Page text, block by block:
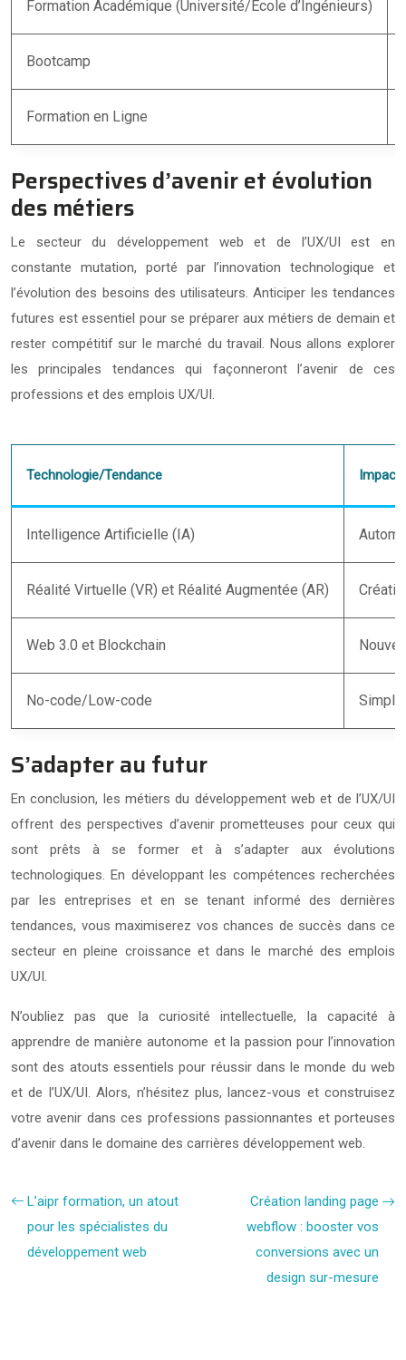
Formation Académique (Université/École d’Ingénieurs)
Bootcamp
Formation en Ligne
Perspectives d’avenir et évolution
des métiers
Le secteur du développement web et de l’UX/UI est en
constante mutation, porté par l’innovation technologique et
l’évolution des besoins des utilisateurs. Anticiper les tendances
futures est essentiel pour se préparer aux métiers de demain et
rester compétitif sur le marché du travail. Nous allons explorer
les principales tendances qui façonneront l’avenir de ces
professions et des emplois UX/UI.
Technologie/Tendance Impact
Intelligence Artificielle (IA)
Réalité Virtuelle (VR) et Réalité Augmentée (AR)
Web 3.0 et Blockchain
No-code/Low-code
S’adapter au futur
En conclusion, les métiers du développement web et de l’UX/UI
offrent des perspectives d’avenir prometteuses pour ceux qui
sont prêts à se former et à s’adapter aux évolutions
technologiques. En développant les compétences recherchées
par les entreprises et en se tenant informé des dernières
tendances, vous maximiserez vos chances de succès dans ce
secteur en pleine croissance et dans le marché des emplois
UX/UI.
N’oubliez pas que la curiosité intellectuelle, la capacité à
apprendre de manière autonome et la passion pour l’innovation
sont des atouts essentiels pour réussir dans le monde du web
et de l’UX/UI. Alors, n’hésitez plus, lancez-vous et construisez
votre avenir dans ces professions passionnantes et porteuses
d’avenir dans le domaine des carrières développement web.
L’aipr formation, un atout
pour les spécialistes du
développement web
Création landing page
webflow : booster vos
conversions avec un
design sur-mesure